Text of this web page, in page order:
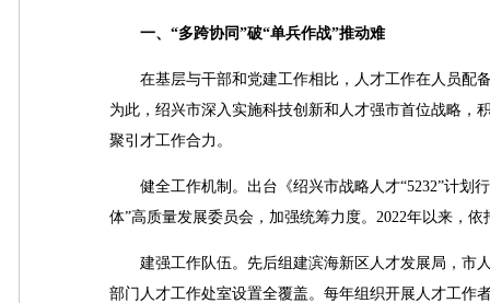
一、“多跨协同”破“单兵作战”推动难
在基层与干部和党建工作相比，人才工作在人员配
为此，绍兴市深入实施科技创新和人才强市首位战略，
聚引才工作合力。
健全工作机制。出台《绍兴市战略人才“5232”计划
体”高质量发展委员会，加强统筹力度。2022年以来，
建强工作队伍。先后组建滨海新区人才发展局，市
部门人才工作处室设置全覆盖。每年组织开展人才工作